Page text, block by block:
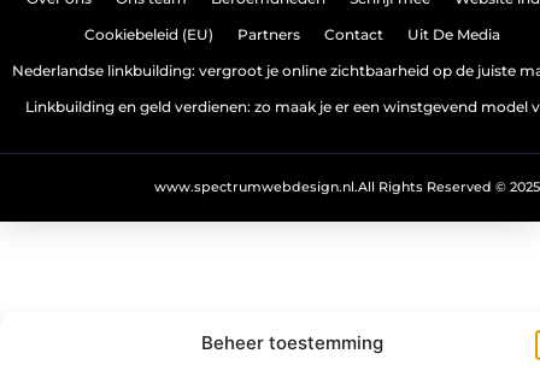
Beheer toestemming
Cookiebeleid (EU) Partners Contact Uit De Media
Nederlandse linkbuilding: vergroot je online zichtbaarheid op de juiste
Linkbuilding en geld verdienen: zo maak je er een winstgevend model
All Rights Reserved © 2025
www.spectrumwebdesign.nl.